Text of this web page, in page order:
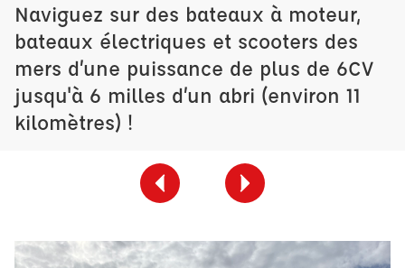
Naviguez sur des bateaux à moteur,
bateaux électriques et scooters des
mers d’une puissance de plus de 6CV
jusqu'à 6 milles d’un abri (environ 11
kilomètres) !